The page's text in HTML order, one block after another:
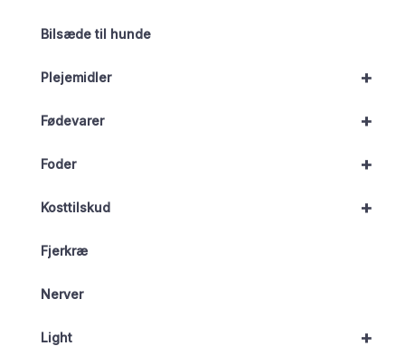
Bilsæde til hunde
+
Plejemidler
+
Fødevarer
+
Foder
+
Kosttilskud
Fjerkræ
Nerver
+
Light